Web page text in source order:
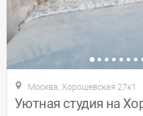
Москва, Хорошевская 27к1
Уютная студия на